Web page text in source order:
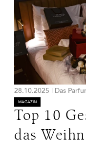
28.10.2025 | Das
MAGAZIN
Top 10
das